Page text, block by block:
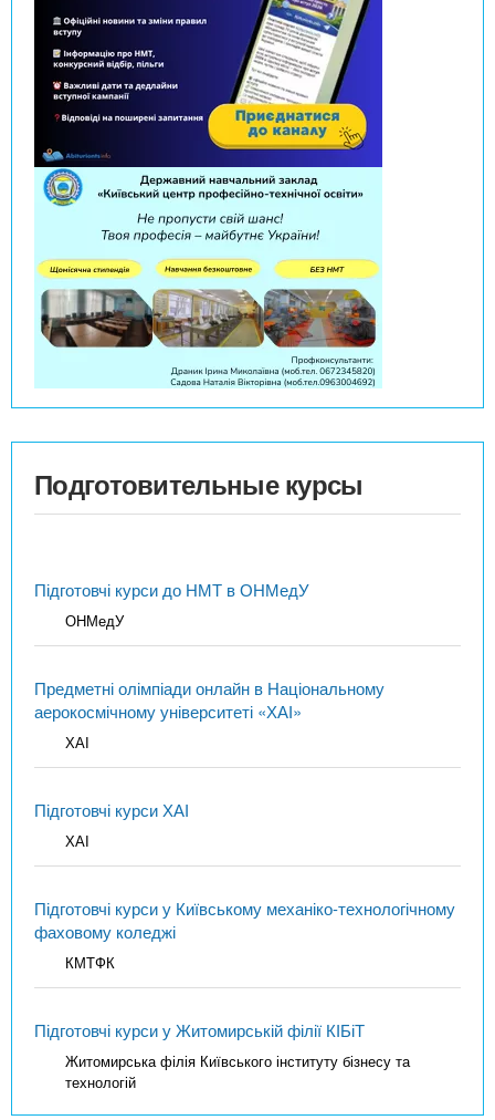
Подготовительные курсы
Підготовчі курси до НМТ в ОНМедУ
ОНМедУ
Предметні олімпіади онлайн в Національному
аерокосмічному університеті «ХАІ»
ХАІ
Підготовчі курси ХАІ
ХАІ
Підготовчі курси у Київському механіко-технологічному
фаховому коледжі
КМТФК
Підготовчі курси у Житомирській філії КІБіТ
Житомирська філія Київського інституту бізнесу та
технологій